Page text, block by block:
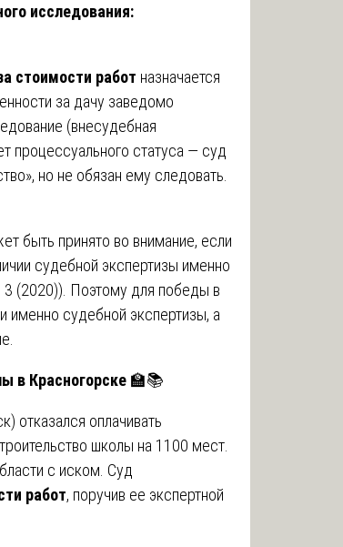
исследования:
стоимости работ назначается
за дачу заведомо
(внесудебная
процессуального статуса — суд
но не обязан ему следовать.
быть принято во внимание, если
судебной экспертизы именно
(2020)). Поэтому для победы в
именно судебной экспертизы, а
в Красногорске 🏫📚
отказался оплачивать
школы на 1100 мест.
с иском. Суд
работ, поручив ее экспертной